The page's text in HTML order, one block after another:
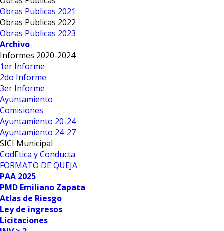
Obras Publicas 2021
Obras Publicas 2022
Obras Publicas 2023
Archivo
Informes 2020-2024
1er Informe
2do Informe
3er Informe
Ayuntamiento
Comisiones
Ayuntamiento 20-24
Ayuntamiento 24-27
SICI Municipal
CodEtica y Conducta
FORMATO DE QUEJA
PAA 2025
PMD Emiliano Zapata
Atlas de Riesgo
Ley de ingresos
Licitaciones